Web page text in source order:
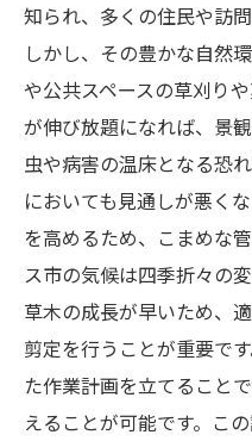
知られ、多くの住民や訪
しかし、その豊かな自然
や公共スペースの草刈り
が伸び放題になれば、景
虫や病害の温床となる恐
においても見通しが悪く
を高めるため、こまめな
ス市の気候は四季折々の
草木の成長が早いため、
剪定を行うことが重要で
た作業計画を立てること
えることが可能です。こ